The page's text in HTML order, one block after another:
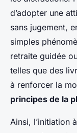
d’adopter une
sans jugement,
simples
retraite guidée
telles que des
à renforcer la
principes de la
Ainsi, l’initiation